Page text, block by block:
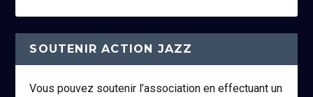
SOUTENIR ACTION JAZZ
Vous pouvez soutenir l’association en effectuant un